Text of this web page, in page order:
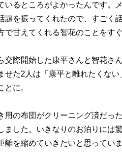
いるところがよかったんです。
題を振ってくれたので、すごく
で甘えてくれる智花のことをす
際開始した康平さんと智花さ
せた2人は「康平と離れたくな
とに。
用の布団がクリーニング済だっ
ました。いきなりのお泊りには
離を縮めていきたいと思っていま